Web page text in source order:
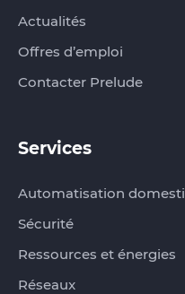
Actualités
Offres d’emploi
Contacter Prelude
Services
Automatisation
Sécurité
Ressources et énergies
Réseaux